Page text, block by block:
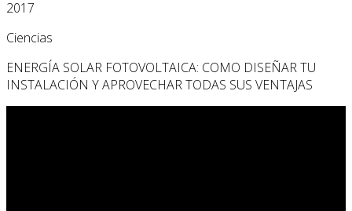
2017
Ciencias
ENERGÍA SOLAR FOTOVOLTAICA: COMO DISEÑAR TU
INSTALACIÓN Y APROVECHAR TODAS SUS VENTAJAS